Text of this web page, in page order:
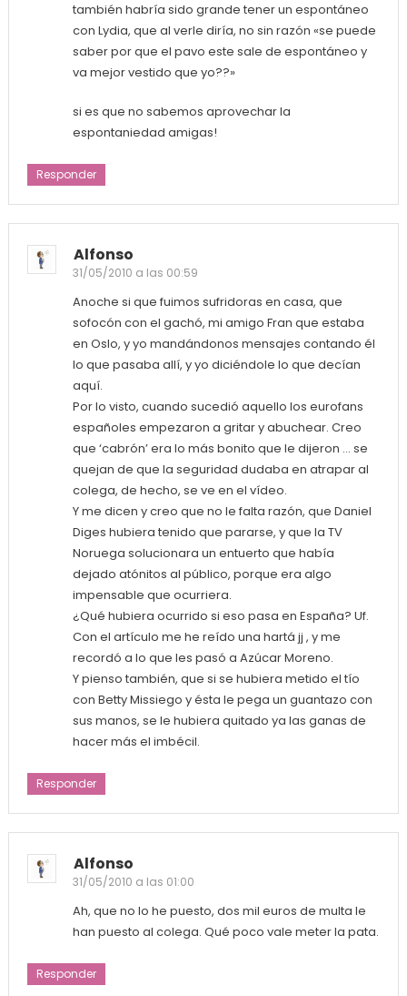
también habría sido grande tener un espontáneo
con Lydia, que al verle diría, no sin razón «se puede
saber por que el pavo este sale de espontáneo y
va mejor vestido que yo??»
si es que no sabemos aprovechar la
espontaniedad amigas!
Responder
Alfonso
31/05/2010 a las 00:59
Anoche si que fuimos sufridoras en casa, que
sofocón con el gachó, mi amigo Fran que estaba
en Oslo, y yo mandándonos mensajes contando él
lo que pasaba allí, y yo diciéndole lo que decían
aquí.
Por lo visto, cuando sucedió aquello los eurofans
españoles empezaron a gritar y abuchear. Creo
que ‘cabrón’ era lo más bonito que le dijeron … se
quejan de que la seguridad dudaba en atrapar al
colega, de hecho, se ve en el vídeo.
Y me dicen y creo que no le falta razón, que Daniel
Diges hubiera tenido que pararse, y que la TV
Noruega solucionara un entuerto que había
dejado atónitos al público, porque era algo
impensable que ocurriera.
¿Qué hubiera ocurrido si eso pasa en España? Uf.
Con el artículo me he reído una hartá jj , y me
recordó a lo que les pasó a Azúcar Moreno.
Y pienso también, que si se hubiera metido el tío
con Betty Missiego y ésta le pega un guantazo con
sus manos, se le hubiera quitado ya las ganas de
hacer más el imbécil.
Responder
Alfonso
31/05/2010 a las 01:00
Ah, que no lo he puesto, dos mil euros de multa le
han puesto al colega. Qué poco vale meter la pata.
Responder